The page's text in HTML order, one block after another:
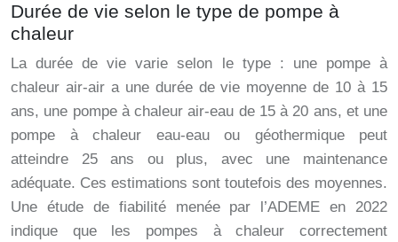
Durée de vie selon le type de pompe à
chaleur
La durée de vie varie selon le type : une pompe à
chaleur air-air a une durée de vie moyenne de 10 à 15
ans, une pompe à chaleur air-eau de 15 à 20 ans, et une
pompe à chaleur eau-eau ou géothermique peut
atteindre 25 ans ou plus, avec une maintenance
adéquate. Ces estimations sont toutefois des moyennes.
Une étude de fiabilité menée par l’ADEME en 2022
indique que les pompes à chaleur correctement